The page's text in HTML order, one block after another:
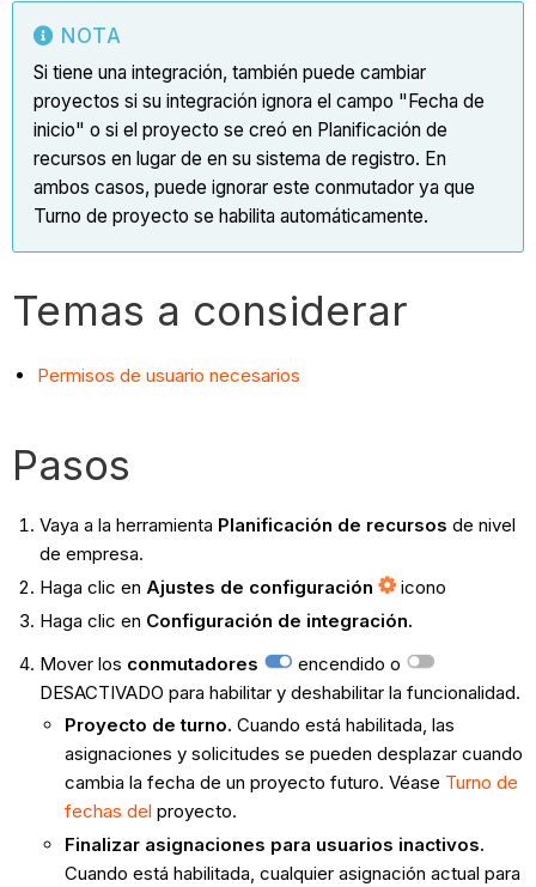
NOTA
Si tiene una integración, también puede cambiar
proyectos si su integración ignora el campo "Fecha de
inicio" o si el proyecto se creó en Planificación de
recursos en lugar de en su sistema de registro. En
ambos casos, puede ignorar este conmutador ya que
Turno de proyecto se habilita automáticamente.
Temas a considerar
Permisos de usuario necesarios
Pasos
Vaya a la herramienta Planificación de recursos de nivel
de empresa.
Haga clic en Ajustes de configuración
icono
Haga clic en Configuración de integración.
Mover los conmutadores
encendido o
DESACTIVADO para habilitar y deshabilitar la funcionalidad.
Proyecto de turno. Cuando está habilitada, las
asignaciones y solicitudes se pueden desplazar cuando
cambia la fecha de un proyecto futuro. Véase Turno de
fechas del proyecto.
Finalizar asignaciones para usuarios inactivos.
Cuando está habilitada, cualquier asignación actual para